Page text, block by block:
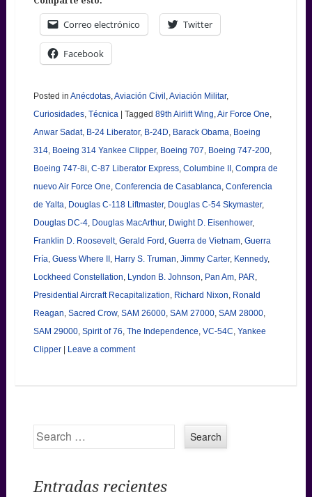
Correo electrónico Twitter
Facebook
Posted in Anécdotas,Aviación Civil ,Aviación Militar,
Curiosidades, Técnica Tagged 89th Airlift Wing,Air Force One,
Anwar Sadat, B-24 Liberator, B-24D, Barack Obama, Boeing
314, Boeing 314 Yankee Clipper, Boeing 707, Boeing 747-200,
Boeing 747-8i, C-87 Liberator Express, Columbine II , Compra de
nuevo Air Force One, Conferencia de Casablanca, Conferencia
de Yalta, Douglas C-118 Liftmaster, Douglas C-54 Skymaster,
Douglas DC-4, Douglas MacArthur, Dwight D. Eisenhower,
Franklin D. Roosevelt, Gerald Ford , Guerra de Vietnam, Guerra
Fría, Guess Where II , Harry S. Truman, Jimmy Carter, Kennedy,
Lockheed Constellation, Lyndon B. Johnson, Pan Am, PAR,
Presidential Aircraft Recapitalization, Richard Nixon, Ronald
Reagan, Sacred Crow, SAM 26000, SAM 27000, SAM 28000,
SAM 29000, Spirit of 76, The Independence, VC-54C, Yankee
Clipper
Leave a comment
Search
Entradas recientes